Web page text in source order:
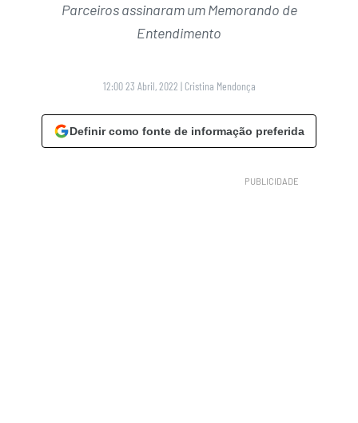
Parceiros assinaram um Memorando de
Entendimento
12:00 23 Abril, 2022 | Cristina Mendonça
Definir como fonte de informação preferida